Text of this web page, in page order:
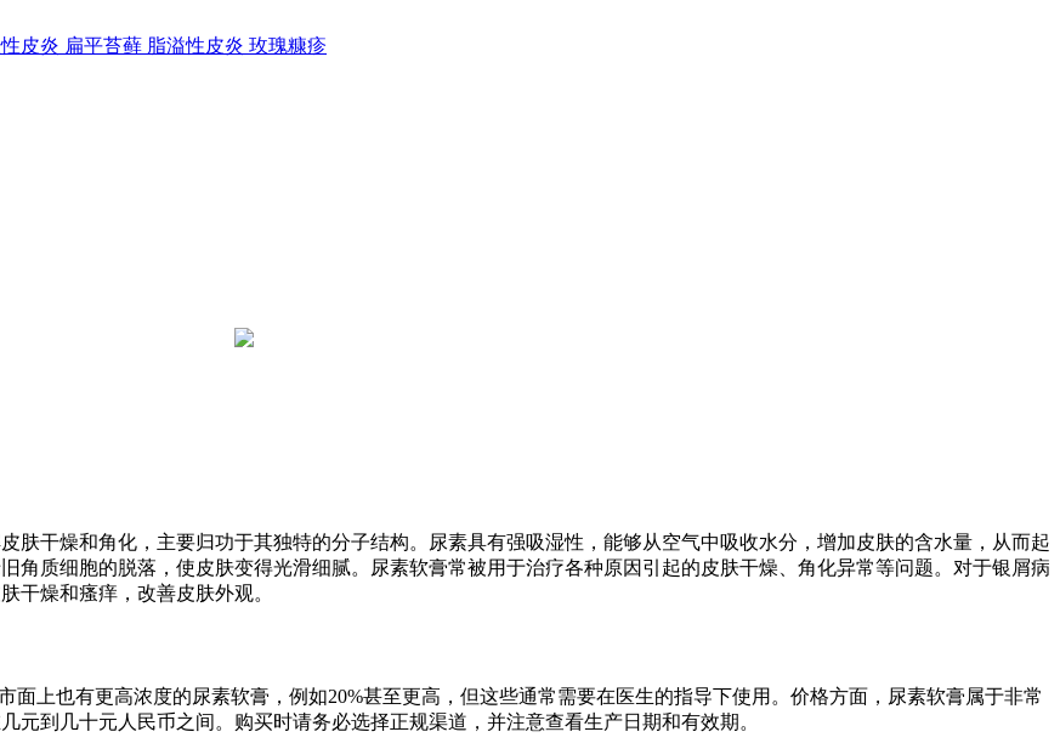
皮炎 扁平苔藓 脂溢性皮炎 玫瑰糠疹
肤干燥和角化，主要归功于其独特的分子结构。尿素具有强吸湿性，能够从空气中吸收水分，增加皮肤的含水量，从而起
角质细胞的脱落，使皮肤变得光滑细腻。尿素软膏常被用于治疗各种原因引起的皮肤干燥、角化异常等问题。对于银屑病
干燥和瘙痒，改善皮肤外观。
面上也有更高浓度的尿素软膏，例如20%甚至更高，但这些通常需要在医生的指导下使用。价格方面，尿素软膏属于非常
到几十元人民币之间。购买时请务必选择正规渠道，并注意查看生产日期和有效期。